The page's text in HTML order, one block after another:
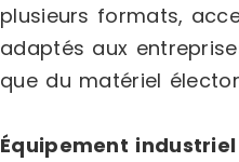
plusieurs formats,
adaptés aux
que du matériel
Équipement industriel